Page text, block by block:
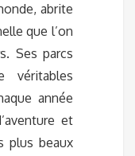
abrite
que l’on
Ses parcs
véritables
année
et
plus beaux